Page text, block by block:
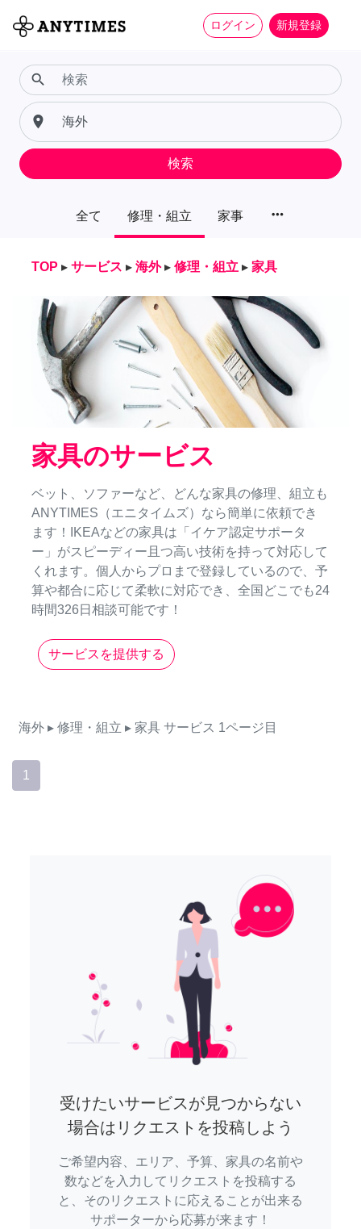
ログイン 新規登録
全て 修理・組立 家事 more_horiz
search
place
検索
TOP ▸ サービス ▸ 海外 ▸ 修理・組立 ▸ 家具
家具のサービス
ベット、ソファーなど、どんな家具の修理、組立も
ANYTIMES（エニタイムズ）なら簡単に依頼でき
ます！IKEAなどの家具は「イケア認定サポータ
ー」がスピーディー且つ高い技術を持って対応して
くれます。個人からプロまで登録しているので、予
算や都合に応じて柔軟に対応でき、全国どこでも24
時間326日相談可能です！
サービスを提供する
海外 ▸ 修理・組立 ▸ 家具 サービス 1ページ目
1
受けたいサービスが見つからない
場合はリクエストを投稿しよう
ご希望内容、エリア、予算、家具の名前や
数などを入力してリクエストを投稿する
と、そのリクエストに応えることが出来る
サポーターから応募が来ます！